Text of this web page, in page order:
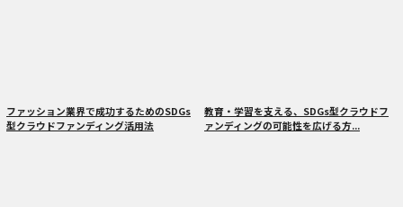
ファッション業界で成功するためのSDGs
型クラウドファンディング活用法
教育・学習を支える、SDGs型クラウドフ
ァンディングの可能性を広げる方...